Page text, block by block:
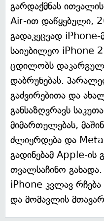
გარდაქმნას
Air-ით დაწყებული,
გადაკეცვად
საიუბილეო iPhone
ცდილობს
დაბრუნებას.
გაძვირებითა და
განსაზღვრავს
მიმართულებას,
ძლიერდება და
გადინებამ Apple-ის
თვალსაჩინო
iPhone კვლავ რჩება
და მომავლის